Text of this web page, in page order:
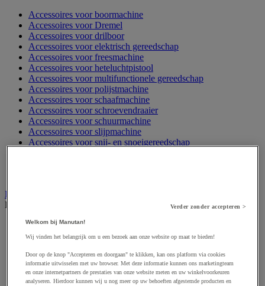
Accessoires voor boormachine
Accessoires voor Dremel
Accessoires voor drilboor
Accessoires voor elektrisch gereedschap
Accessoires voor freesmachine
Accessoires voor heteluchtpistool
Accessoires voor multifunctionele gereedschap
Accessoires voor polijstmachine
Accessoires voor schaafmachine
Accessoires voor schroevendraaier
Accessoires voor schuurmachine
Accessoires voor slijpmachine
Accessoires voor snij- en snoeigereedschap
Elektrische toebehoren en verlichting
Bekijk de hele productgroep
Accessoires voor elektrisch schakelpaneel
Batterij, oplader en kabel
Elektrische uitrusting
Verlengsnoer, stekkerdoos en kapelhaspel
Wandcontactdoos en schakelaar
Verder zonder accepteren >
Welkom bij Manutan!
Wij vinden het belangrijk om u een bezoek aan onze website op maat te bieden!
Door op de knop "Accepteren en doorgaan" te klikken, kan ons platform via cookies
informatie uitwisselen met uw browser. Met deze informatie kunnen ons marketingteam
en onze internetpartners de prestaties van onze website meten en uw winkelvoorkeuren
analyseren. Hierdoor kunnen wij u nog meer op uw behoeften afgestemde producten en